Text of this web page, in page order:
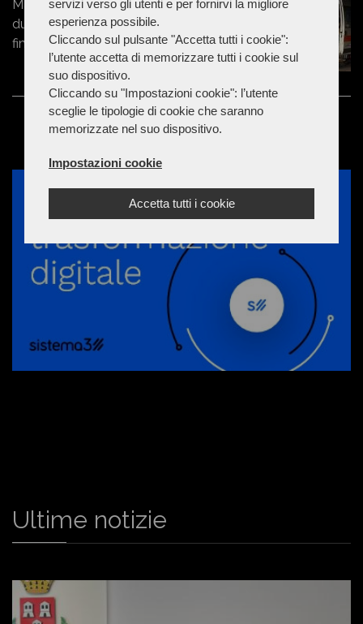
servizi verso gli utenti e per fornirvi la migliore
esperienza possibile.
Cliccando sul pulsante "Accetta tutti i cookie":
l’utente accetta di memorizzare tutti i cookie sul
suo dispositivo.
Cliccando su "Impostazioni cookie": l’utente
sceglie le tipologie di cookie che saranno
memorizzate nel suo dispositivo.
Impostazioni cookie
Accetta tutti i cookie
Marche - 50enne prova a separare
due ragazzini, ma viene colpito e
finisce in ospedale
Ultime notizie